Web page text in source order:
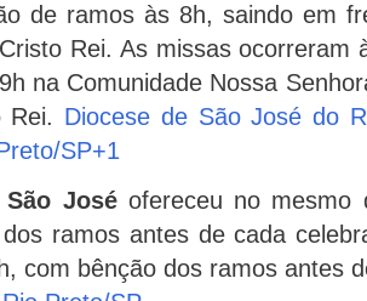
de ramos às 8h, saindo em
Rei. As missas ocorreram
na Comunidade Nossa
Rei. Diocese de São José do
SP+1
José ofereceu no
ramos antes de cada
com bênção dos ramos antes